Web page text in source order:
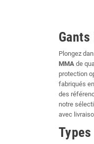
Plongez
MMA de
protection
fabriqués
des
notre
avec